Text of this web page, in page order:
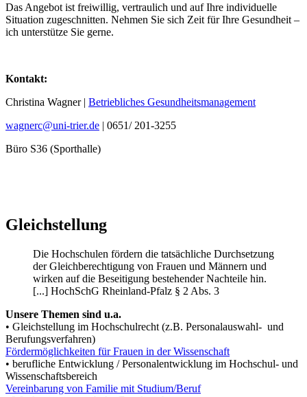
Das Angebot ist freiwillig, vertraulich und auf Ihre individuelle
Situation zugeschnitten. Nehmen Sie sich Zeit für Ihre Gesundheit –
ich unterstütze Sie gerne.
Kontakt:
Christina Wagner | Betriebliches Gesundheitsmanagement
wagnerc@uni-trier.de | 0651/ 201-3255
Büro S36 (Sporthalle)
Gleichstellung
Die Hochschulen fördern die tatsächliche Durchsetzung
der Gleichberechtigung von Frauen und Männern und
wirken auf die Beseitigung bestehender Nachteile hin.
[...] HochSchG Rheinland-Pfalz § 2 Abs. 3
Unsere Themen sind u.a.
• Gleichstellung im Hochschulrecht (z.B. Personalauswahl- und
Berufungsverfahren)
Fördermöglichkeiten für Frauen in der Wissenschaft
• berufliche Entwicklung / Personalentwicklung im Hochschul- und
Wissenschaftsbereich
Vereinbarung von Familie mit Studium/Beruf